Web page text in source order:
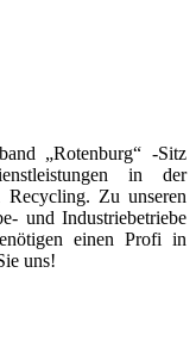
„Rotenburg“ -Sitz
in der
Recycling. Zu unseren
und Industriebetriebe
einen Profi in
uns!